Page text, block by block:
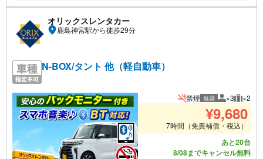
オリックスレンタカー
鹿島神宮駅から徒歩29分
N-BOX/タント 他（軽自動車）
禁煙 推奨 推奨人数
×3 推奨
×2
¥9,680
7時間（免責補償・税込）
あと20台
8/08までキャンセル無料